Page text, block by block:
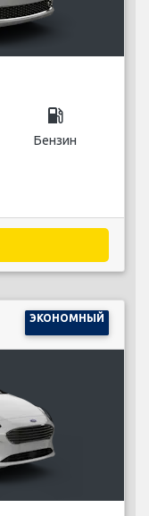
local_gas_station
Бензин
ЭКОНОМНЫЙ